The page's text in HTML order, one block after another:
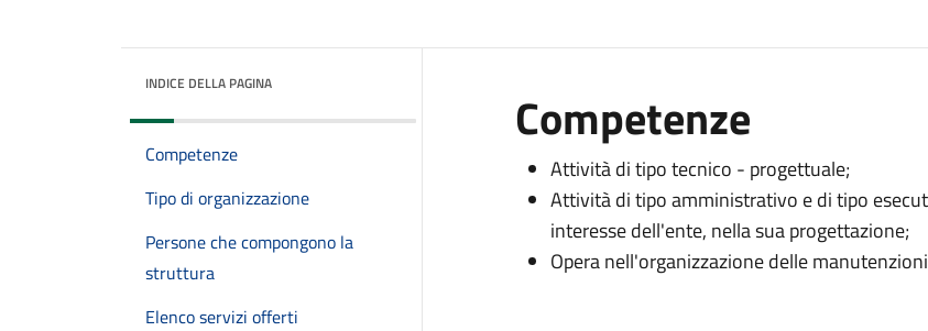
INDICE DELLA PAGINA
Competenze
Tipo di organizzazione
Persone che compongono la
struttura
Elenco servizi offerti
Competenze
Attività di tipo tecnico - progettuale;
Attività di tipo amministrativo e di tipo
interesse dell'ente, nella sua progettazione;
Opera nell'organizzazione delle